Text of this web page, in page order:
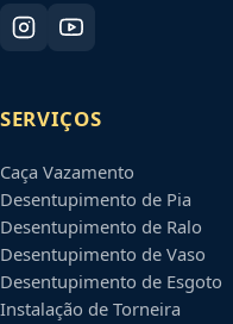
SERVIÇOS
Caça Vazamento
Desentupimento de Pia
Desentupimento de Ralo
Desentupimento de Vaso
Desentupimento de Esgoto
Instalação de Torneira